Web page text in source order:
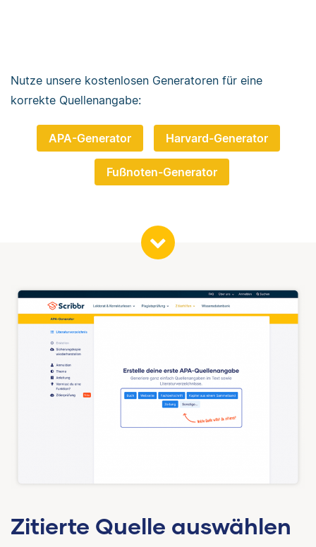
Nutze unsere kostenlosen Generatoren für eine
korrekte Quellenangabe:
APA-Generator Harvard-Generator
Fußnoten-Generator
Zitierte Quelle auswählen